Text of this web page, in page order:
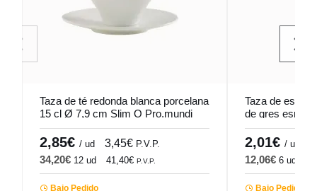
Taza de té redonda blanca porcelana
15 cl Ø 7,9 cm Slim O Pro.mundi
2,85€ / ud 3,45€ P.V.P.
34,20€ 12 ud 41,40€ P.V.P.
Bajo Pedido
Taza de
de gres
Bistrot
2,01€ / ud
12,06€ 6 ud
Bajo Pedido